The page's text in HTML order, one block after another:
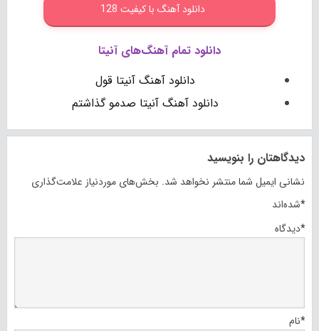
دانلود آهنگ با کیفیت 128
دانلود تمام آهنگ‌های آنیتا
دانلود آهنگ آنیتا قول
دانلود آهنگ آنیتا صدمو گذاشتم
دیدگاهتان را بنویسید
نشانی ایمیل شما منتشر نخواهد شد. بخش‌های موردنیاز علامت‌گذاری
شده‌اند*
دیدگاه*
نام*